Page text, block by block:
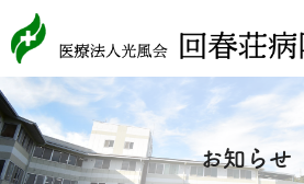
お知らせ